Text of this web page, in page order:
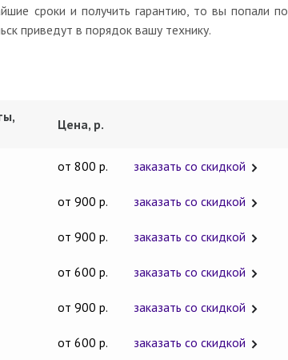
сроки и получить гарантию, то вы попали по
приведут в порядок вашу технику.
Цена, р.
от 800 р. заказать со скидкой
от 900 р. заказать со скидкой
от 900 р. заказать со скидкой
от 600 р. заказать со скидкой
от 900 р. заказать со скидкой
от 600 р. заказать со скидкой